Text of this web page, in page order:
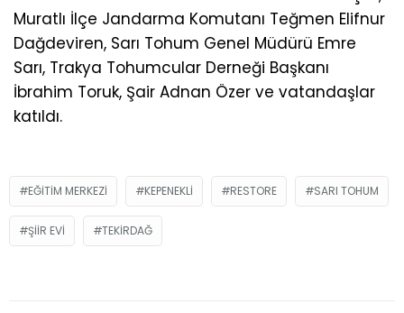
Muratlı İlçe Jandarma Komutanı Teğmen Elifnur
Dağdeviren, Sarı Tohum Genel Müdürü Emre
Sarı, Trakya Tohumcular Derneği Başkanı
İbrahim Toruk, Şair Adnan Özer ve vatandaşlar
katıldı.
EĞITIM MERKEZI KEPENEKLI RESTORE SARI TOHUM
ŞIIR EVI TEKIRDAĞ